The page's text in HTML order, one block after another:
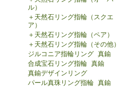
ル）
＋天然石リング指輪（スクエ
ア）
＋天然石リング指輪（ペア）
＋天然石リング指輪（その他）
ジルコニア指輪リング 真鍮
合成宝石リング指輪 真鍮
真鍮デザインリング
パール真珠リング指輪 真鍮